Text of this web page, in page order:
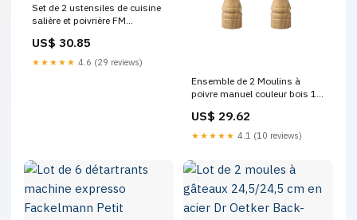
Set de 2 ustensiles de cuisine
salière et poivrière FM
revêtement
US$ 30.85
★★★★★ 4.6 (29 reviews)
Ensemble de 2 Moulins à
poivre manuel couleur bois 18
Fackelmann
US$ 29.62
★★★★★ 4.1 (10 reviews)